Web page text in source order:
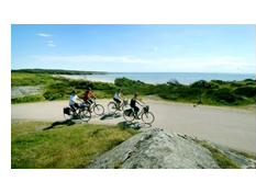
Destinations
Acteurs
Thèmes